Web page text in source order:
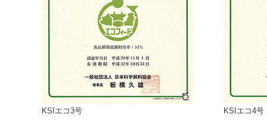
KSIエコ3号 KSIエコ4号